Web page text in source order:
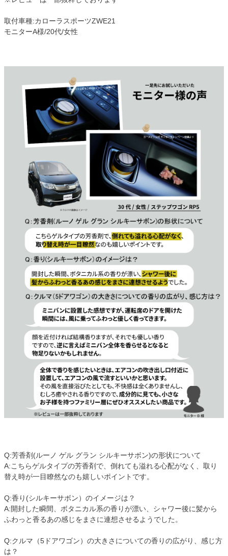
取付車種:カローラスポーツZWE21
モニターA様/20代/女性
Q:芳香剤(ルーノ ゲル グラン シルキーサボン)の形状について
A:こちらゲルタイプの芳香剤で、倒れても溢れる心配がなく、取り
替え時が一目瞭然なのも嬉しいポイントです。
Q:香り(シルキーサボン）のイメージは？
A:開封した瞬間、ボタニカル系の香りが漂い、シャワー後に髪から
ふわっと香るあの感じをまさに連想させるようでした。
Q:クルマ（5ドアワゴン）の大きさについての香りの広がり、感じ方
は？